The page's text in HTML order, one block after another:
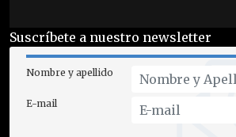
Suscríbete a nuestro newsletter
Nombre y apellido
E-mail